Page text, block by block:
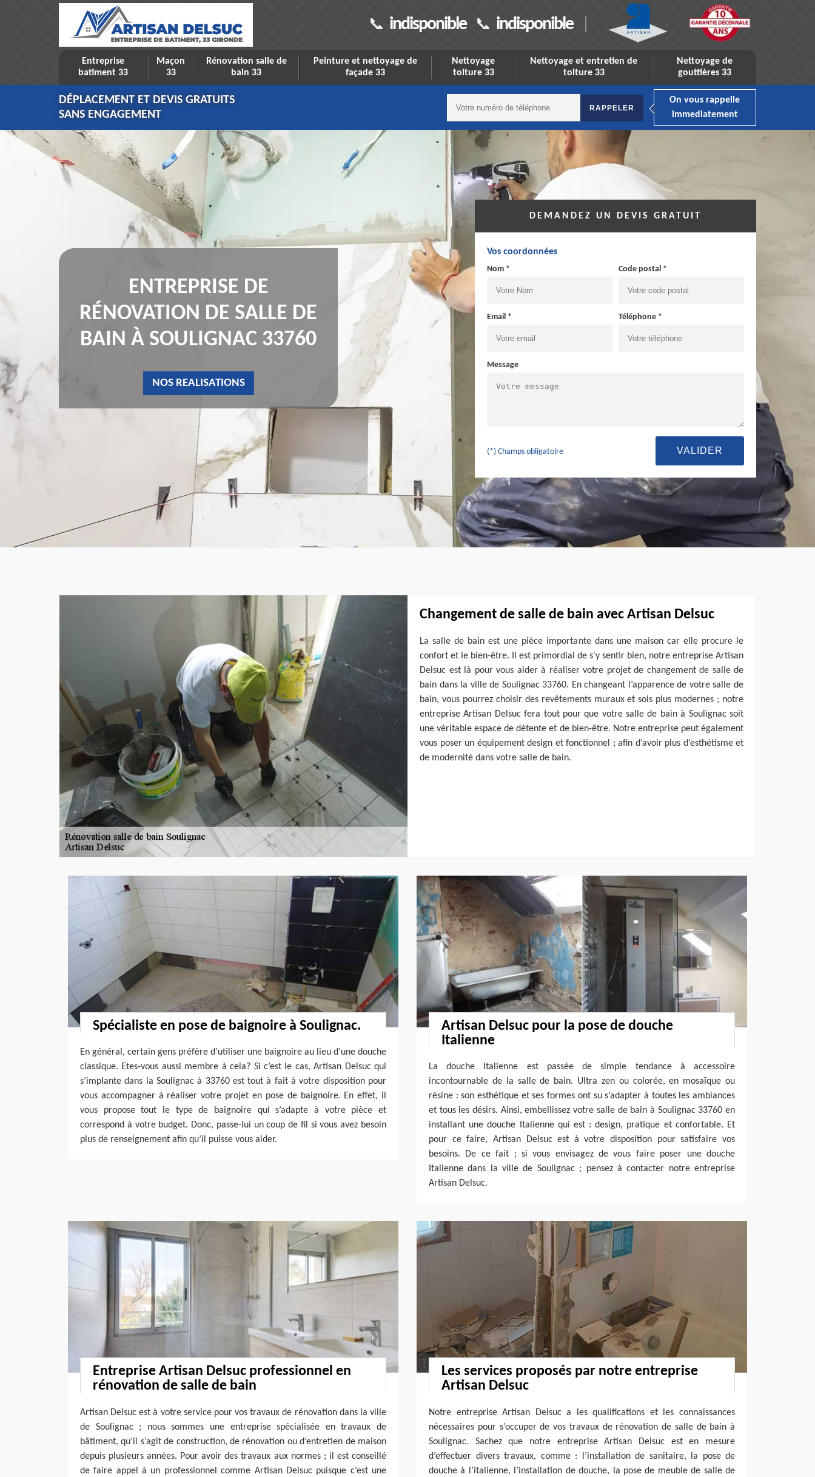
indisponible indisponible
Entreprise
batiment 33
Maçon
33
Rénovation salle de
bain 33
Peinture et nettoyage de
façade 33
Nettoyage
toiture 33
Nettoyage et entretien de
toiture 33
Nettoyage de
gouttières 33
DÉPLACEMENT ET DEVIS GRATUITS
SANS ENGAGEMENT
On vous rappelle
immediatement
ENTREPRISE DE
RÉNOVATION DE SALLE DE
BAIN À SOULIGNAC 33760
NOS REALISATIONS
DEMANDEZ UN DEVIS GRATUIT
Vos coordonnées
Nom * Code postal *
Email * Téléphone *
Message
(*) Champs obligatoire
Changement de salle de bain avec Artisan Delsuc
La salle de bain est une pièce importante dans une maison car elle procure le
confort et le bien-être. Il est primordial de s'y sentir bien, notre entreprise Artisan
Delsuc est là pour vous aider à réaliser votre projet de changement de salle de
bain dans la ville de Soulignac 33760. En changeant l’apparence de votre salle de
bain, vous pourrez choisir des revêtements muraux et sols plus modernes ; notre
entreprise Artisan Delsuc fera tout pour que votre salle de bain à Soulignac soit
une véritable espace de détente et de bien-être. Notre entreprise peut également
vous poser un équipement design et fonctionnel ; afin d’avoir plus d’esthétisme et
de modernité dans votre salle de bain.
Spécialiste en pose de baignoire à Soulignac.
En général, certain gens préfère d’utiliser une baignoire au lieu d’une douche
classique. Etes-vous aussi membre à cela? Si c’est le cas, Artisan Delsuc qui
s’implante dans la Soulignac à 33760 est tout à fait à votre disposition pour
vous accompagner à réaliser votre projet en pose de baignoire. En effet, il
vous propose tout le type de baignoire qui s’adapte à votre pièce et
correspond à votre budget. Donc, passe-lui un coup de fil si vous avez besoin
plus de renseignement afin qu’il puisse vous aider.
Artisan Delsuc pour la pose de douche
Italienne
La douche Italienne est passée de simple tendance à accessoire
incontournable de la salle de bain. Ultra zen ou colorée, en mosaïque ou
résine : son esthétique et ses formes ont su s’adapter à toutes les ambiances
et tous les désirs. Ainsi, embellissez votre salle de bain à Soulignac 33760 en
installant une douche Italienne qui est : design, pratique et confortable. Et
pour ce faire, Artisan Delsuc est à votre disposition pour satisfaire vos
besoins. De ce fait ; si vous envisagez de vous faire poser une douche
Italienne dans la ville de Soulignac ; pensez à contacter notre entreprise
Artisan Delsuc.
Entreprise Artisan Delsuc professionnel en
rénovation de salle de bain
Artisan Delsuc est à votre service pour vos travaux de rénovation dans la ville
de Soulignac ; nous sommes une entreprise spécialisée en travaux de
bâtiment, qu’il s’agit de construction, de rénovation ou d’entretien de maison
depuis plusieurs années. Pour avoir des travaux aux normes ; il est conseillé
de faire appel à un professionnel comme Artisan Delsuc puisque c’est une
Les services proposés par notre entreprise
Artisan Delsuc
Notre entreprise Artisan Delsuc a les qualifications et les connaissances
nécessaires pour s’occuper de vos travaux de rénovation de salle de bain à
Soulignac. Sachez que notre entreprise Artisan Delsuc est en mesure
d’effectuer divers travaux, comme : l’installation de sanitaire, la pose de
douche à l’italienne, l’installation de douche, la pose de meuble de salle de